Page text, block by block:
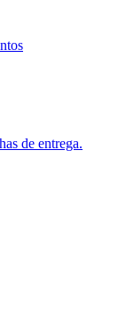
de entrega.